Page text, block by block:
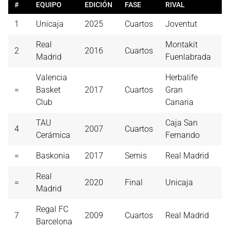
# EQUIPO EDICIÓN FASE RIVAL
1 Unicaja 2025 Cuartos Joventut
2
Real
Madrid
2016 Cuartos
Montakit
Fuenlabrada
=
Valencia
Basket
Club
2017 Cuartos
Herbalife
Gran
Canaria
4
TAU
Cerámica
2007 Cuartos
Caja San
Fernando
= Baskonia 2017 Semis Real Madrid
=
Real
Madrid
2020 Final Unicaja
7
Regal FC
Barcelona
2009 Cuartos Real Madrid